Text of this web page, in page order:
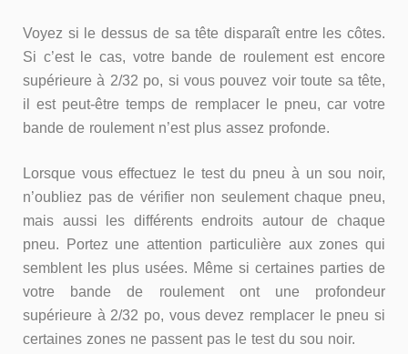
Voyez si le dessus de sa tête disparaît entre les côtes.
Si c’est le cas, votre bande de roulement est encore
supérieure à 2/32 po, si vous pouvez voir toute sa tête,
il est peut-être temps de remplacer le pneu, car votre
bande de roulement n’est plus assez profonde.
Lorsque vous effectuez le test du pneu à un sou noir,
n’oubliez pas de vérifier non seulement chaque pneu,
mais aussi les différents endroits autour de chaque
pneu. Portez une attention particulière aux zones qui
semblent les plus usées. Même si certaines parties de
votre bande de roulement ont une profondeur
supérieure à 2/32 po, vous devez remplacer le pneu si
certaines zones ne passent pas le test du sou noir.